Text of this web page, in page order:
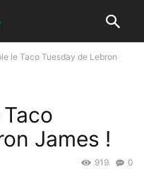
le Taco Tuesday de Lebron
James !
0
919